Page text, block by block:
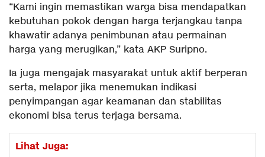
“Kami ingin memastikan warga bisa mendapatkan
kebutuhan pokok dengan harga terjangkau tanpa
khawatir adanya penimbunan atau permainan
harga yang merugikan,” kata AKP Suripno.
Ia juga mengajak masyarakat untuk aktif berperan
serta, melapor jika menemukan indikasi
penyimpangan agar keamanan dan stabilitas
ekonomi bisa terus terjaga bersama.
Lihat Juga: